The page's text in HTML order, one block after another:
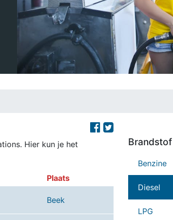
Hier kun je het
Plaats
Beek
Brandstof
Benzine
Diesel
LPG